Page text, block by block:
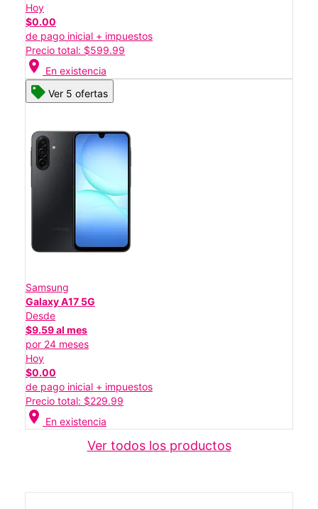
Hoy
$0.00
de pago inicial + impuestos
Precio total: $599.99
location_on En existencia
Ver 5 ofertas
Samsung
Galaxy A17 5G
Desde
$9.59 al mes
por 24 meses
Hoy
$0.00
de pago inicial + impuestos
Precio total: $229.99
location_on En existencia
Ver todos los productos